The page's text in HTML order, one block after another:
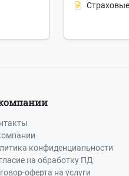
конфиденциальности
на обработку ПД
оферта на услуги